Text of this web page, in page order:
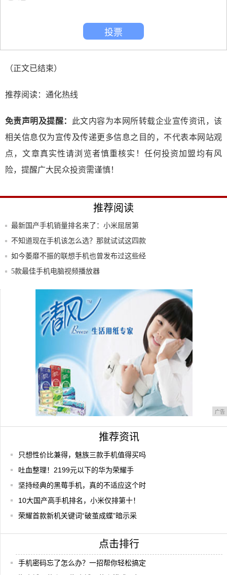
投票
（正文已结束）
推荐阅读： 通化热线
免责声明及提醒：
此文内容为本网所转载企业宣传资讯，该
相关信息仅为宣传及传递更多信息之目的，不代表本网站观
点，文章真实性请浏览者慎重核实！任何投资加盟均有风
险，提醒广大民众投资需谨慎！
推荐阅读
最新国产手机销量排名来了：小米屈居第
五，华为
不知道现在手机该怎么选？那就试试这四款
旗舰吧
如今萎靡不振的联想手机也曾发布过这些经
典的手
5款最佳手机电脑视频播放器
苹果用户专属手机壁纸，专属肾图
广告
推荐资讯
只想性价比兼得，魅族三款手机值得买吗
吐血整理！2199元以下的华为荣耀手
坚持经典的黑莓手机，真的不适应这个时
10大国产高手机排名，小米仅排第十！
荣耀首款新机关键词“破茧成蝶”暗示采
点击排行
手机密码忘了怎么办？一招帮你轻松搞定